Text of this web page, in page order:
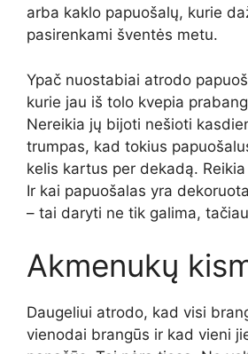
arba kaklo papuošalų, kurie
pasirenkami šventės metu.
Ypač nuostabiai atrodo
kurie jau iš tolo kvepia
Nereikia jų bijoti nešioti
trumpas, kad tokius
kelis kartus per dekadą.
Ir kai papuošalas yra
– tai daryti ne tik galima,
Akmenukų
Daugeliui atrodo, kad visi
vienodai brangūs ir kad vieni